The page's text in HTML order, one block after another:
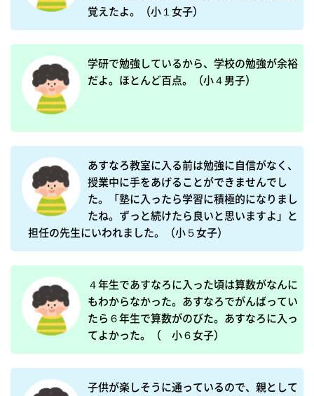
覚えたよ。（小１女子）
学研で勉強しているから、学校の勉強が余裕
だよ。ほとんど百点。（小４男子）
あすなろ教室に入る前は勉強に自信がなく、
授業中に手をあげることができませんでし
た。「塾に入ったら学習に積極的になりまし
たね。ずっと続けたら良いと思いますよ」と
担任の先生にいわれました。（小５女子）
４年生であすなろに入った頃は算数がなんに
もわからなかった。あすなろでがんばってい
たら６年生で算数がのびた。あすなろに入っ
てよかった。（　小６女子）
子供が楽しそうに通っているので、親として